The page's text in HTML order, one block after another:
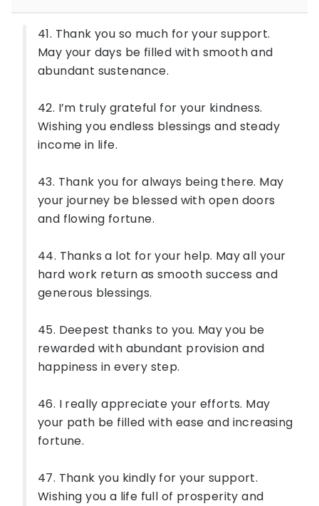
41. Thank you so much for your support.
May your days be filled with smooth and
abundant sustenance.
42. I’m truly grateful for your kindness.
Wishing you endless blessings and steady
income in life.
43. Thank you for always being there. May
your journey be blessed with open doors
and flowing fortune.
44. Thanks a lot for your help. May all your
hard work return as smooth success and
generous blessings.
45. Deepest thanks to you. May you be
rewarded with abundant provision and
happiness in every step.
46. I really appreciate your efforts. May
your path be filled with ease and increasing
fortune.
47. Thank you kindly for your support.
Wishing you a life full of prosperity and